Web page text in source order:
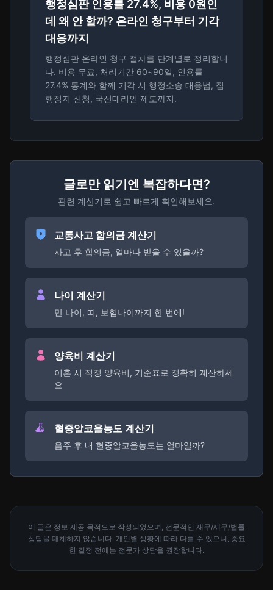
행정심판 인용률 27.4%, 비용 0원인
데 왜 안 할까? 온라인 청구부터 기각
대응까지
행정심판 온라인 청구 절차를 단계별로 정리합니
다. 비용 무료, 처리기간 60~90일, 인용률
27.4% 통계와 함께 기각 시 행정소송 대응법, 집
행정지 신청, 국선대리인 제도까지.
글로만 읽기엔 복잡하다면?
관련 계산기로 쉽고 빠르게 확인해보세요.
교통사고 합의금 계산기
사고 후 합의금, 얼마나 받을 수 있을까?
나이 계산기
만 나이, 띠, 보험나이까지 한 번에!
양육비 계산기
이혼 시 적정 양육비, 기준표로 정확히 계산하세
요
혈중알코올농도 계산기
음주 후 내 혈중알코올농도는 얼마일까?
이 글은 정보 제공 목적으로 작성되었으며, 전문적인 재무/세무/법률
상담을 대체하지 않습니다. 개인별 상황에 따라 다를 수 있으니, 중요
한 결정 전에는 전문가 상담을 권장합니다.